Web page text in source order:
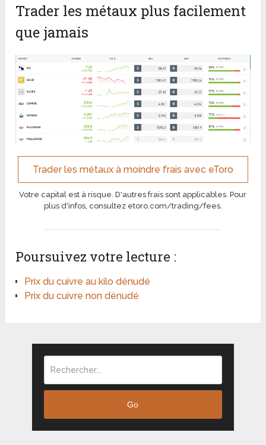
Trader les métaux plus facilement
que jamais
Trader les métaux à moindre frais avec eToro
Votre capital est à risque. D'autres frais sont applicables. Pour
plus d'infos, consultez etoro.com/trading/fees.
Poursuivez votre lecture :
Prix du cuivre au kilo dénudé
Prix du cuivre non dénudé
Go